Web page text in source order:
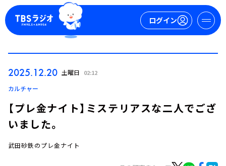
ログイン
2025.12.20 土曜日 02:12
カルチャー
【プレ金ナイト】ミステリアスな二人でござ
いました。
武田砂鉄のプレ金ナイト